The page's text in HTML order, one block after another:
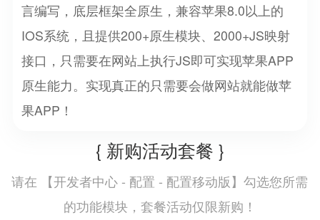
言编写，底层框架全原生，兼容苹果8.0以上的
IOS系统，且提供200+原生模块、2000+JS映射
接口，只需要在网站上执行JS即可实现苹果APP
原生能力。实现真正的只需要会做网站就能做苹
果APP！
{ 新购活动套餐 }
请在 【开发者中心 - 配置 - 配置移动版】勾选您所需
的功能模块，套餐活动仅限新购！